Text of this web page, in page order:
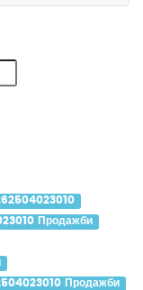
Продажби
Продажби